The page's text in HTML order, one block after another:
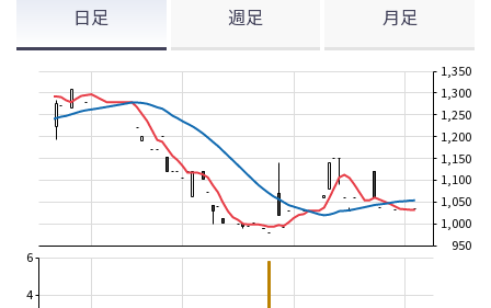
日足 週足 月足
950
1,000
1,050
1,100
1,150
1,200
1,250
1,300
1,350
4
6